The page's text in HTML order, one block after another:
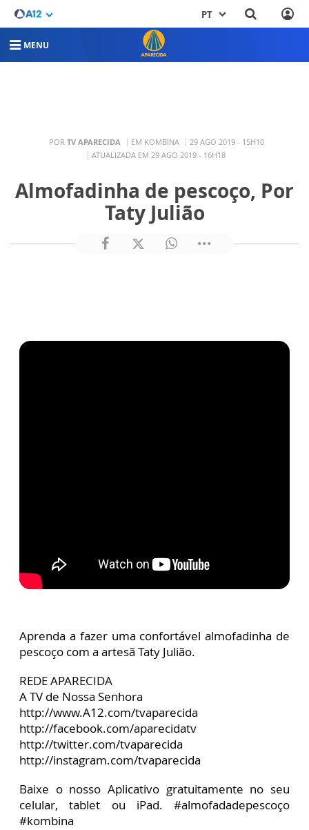
PT
MENU
POR TV APARECIDA EM KOMBINA
29 AGO 2019 - 15H10
ATUALIZADA EM 29 AGO 2019 - 16H18
Almofadinha de pescoço, Por
Taty Julião
Aprenda a fazer uma confortável almofadinha de
pescoço com a artesã Taty Julião.
REDE APARECIDA
A TV de Nossa Senhora
http://www.A12.com/tvaparecida
http://facebook.com/aparecidatv
http://twitter.com/tvaparecida
http://instagram.com/tvaparecida
Baixe o nosso Aplicativo gratuitamente no seu
celular, tablet ou iPad. #almofadadepescoço
#kombina